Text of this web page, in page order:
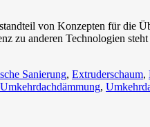
von Konzepten für die
zu anderen Technologien
Sanierung, Extruderschaum,
Umkehrdachdämmung,